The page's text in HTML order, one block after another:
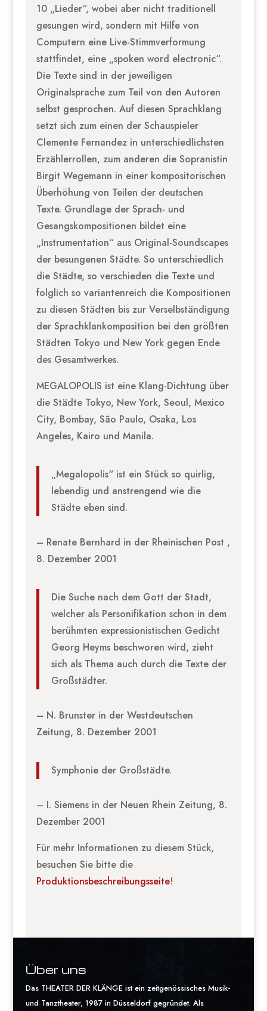
10 „Lieder“, wobei aber nicht traditionell
gesungen wird, sondern mit Hilfe von
Computern eine Live-Stimmverformung
stattfindet, eine „spoken word electronic“.
Die Texte sind in der jeweiligen
Originalsprache zum Teil von den Autoren
selbst gesprochen. Auf diesen Sprachklang
setzt sich zum einen der Schauspieler
Clemente Fernandez in unterschiedlichsten
Erzählerrollen, zum anderen die Sopranistin
Birgit Wegemann in einer kompositorischen
Überhöhung von Teilen der deutschen
Texte. Grundlage der Sprach- und
Gesangskompositionen bildet eine
„Instrumentation“ aus Original-Soundscapes
der besungenen Städte. So unterschiedlich
die Städte, so verschieden die Texte und
folglich so variantenreich die Kompositionen
zu diesen Städten bis zur Verselbständigung
der Sprachklankomposition bei den größten
Städten Tokyo und New York gegen Ende
des Gesamtwerkes.
MEGALOPOLIS ist eine Klang-Dichtung über
die Städte Tokyo, New York, Seoul, Mexico
City, Bombay, São Paulo, Osaka, Los
Angeles, Kairo und Manila.
„Megalopolis“ ist ein Stück so quirlig,
lebendig und anstrengend wie die
Städte eben sind.
– Renate Bernhard in der Rheinischen Post ,
8. Dezember 2001
Die Suche nach dem Gott der Stadt,
welcher als Personifikation schon in dem
berühmten expressionistischen Gedicht
Georg Heyms beschworen wird, zieht
sich als Thema auch durch die Texte der
Großstädter.
– N. Brunster in der Westdeutschen
Zeitung, 8. Dezember 2001
Symphonie der Großstädte.
– I. Siemens in der Neuen Rhein Zeitung, 8.
Dezember 2001
Für mehr Informationen zu diesem Stück,
besuchen Sie bitte die
Produktionsbeschreibungsseite!
Über uns
Das THEATER DER KLÄNGE ist ein zeitgenössisches Musik-
und Tanztheater, 1987 in Düsseldorf gegründet. Als